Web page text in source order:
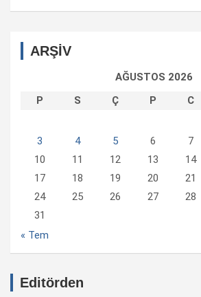
ARŞİV
AĞUSTOS 2026
P
S Ç P C
3
4 5 6 7
10
11 12 13 14
17
18 19 20 21
24
25 26 27 28
31
« Tem
Editörden